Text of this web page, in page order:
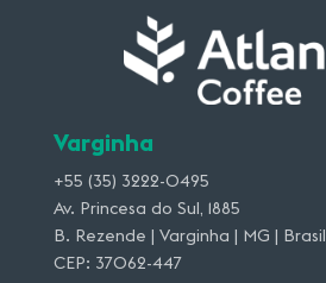
Varginha
+55 (35) 3222-0495
Av. Princesa do Sul, 1885
B. Rezende | Varginha | MG | Brasil
CEP: 37062-447